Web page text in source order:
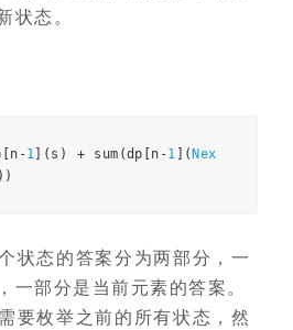
状态。
[n -1 ]( s ) + sum (dp [n -1 ](Nex
状态的答案分为两部分，一
一部分是当前元素的答案。
要枚举之前的所有状态，然